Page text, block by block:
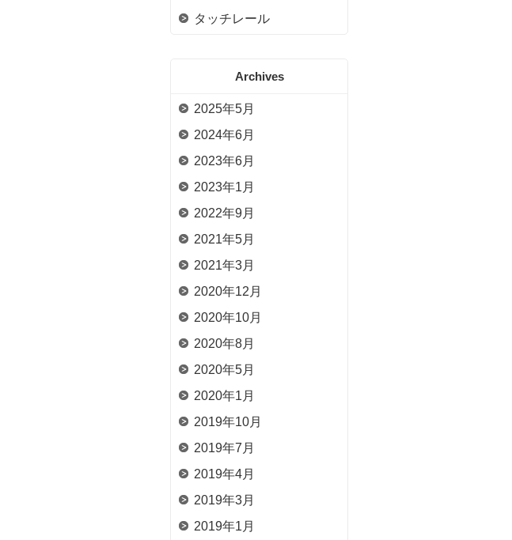
タッチレール
Archives
2025年5月
2024年6月
2023年6月
2023年1月
2022年9月
2021年5月
2021年3月
2020年12月
2020年10月
2020年8月
2020年5月
2020年1月
2019年10月
2019年7月
2019年4月
2019年3月
2019年1月